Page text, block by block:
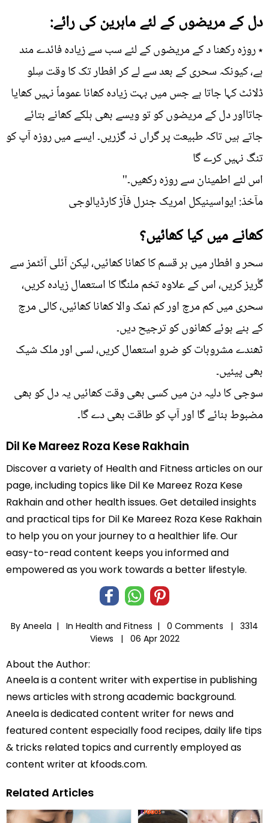
دل کے مریضوں کے لئے ماہرین کی رائے:
٭ روزہ رکھنا د کے مریضوں کے لئے سب سے زیادہ فائدے مند
ہے، کیونکہ سحری کے بعد سے لے کر افطار تک کا وقت سِلو
ڈلائٹ کہا جاتا ہے جس میں بہت زیادہ کھانا عموماً نہیں کھایا
جاتااور دل کے مریضوں کو تو ویسے بھی ہلکے کھانے بتائے
جاتے ہیں تاکہ طبیعت پر گراں نہ گزریں۔ ایسے میں روزہ آپ کو
تنگ نہیں کرے گا
اس لئے اطمینان سے روزہ رکھیں۔''
مآخذ: ایواسینیکل امریک جنرل فآڑ کارڈیالوجی
کھانے میں کیا کھائیں؟
سحر و افطار میں ہر قسم کا کھانا کھائیں، لیکن آئلی آئٹمز سے
گُریز کریں، اس کے علاوہ تخم ملنگا کا استعمال زیادہ کریں،
سحری میں کم مرچ اور کم نمک والا کھانا کھائیں، کالی مرچ
کے بنے ہوئے کھانوں کو ترجیح دیں۔
ٹھندے مشروبات کو ضرو استعمال کریں، لسی اور ملک شیک
بھی پیئیں۔
سوجی کا دلیہ دن میں کسی بھی وقت کھائیں یہ دل کو بھی
مضبوط بنائے گا اور آپ کو طاقت بھی دے گا۔
Dil Ke Mareez Roza Kese Rakhain
Discover a variety of Health and Fitness articles on our
page, including topics like Dil Ke Mareez Roza Kese
Rakhain and other health issues. Get detailed insights
and practical tips for Dil Ke Mareez Roza Kese Rakhain
to help you on your journey to a healthier life. Our
easy-to-read content keeps you informed and
empowered as you work towards a better lifestyle.
By Aneela | In Health and Fitness | 0 Comments |
3314
Views |
06 Apr 2022
About the Author:
Aneela is a content writer with expertise in publishing
news articles with strong academic background.
Aneela is dedicated content writer for news and
featured content especially food recipes, daily life tips
& tricks related topics and currently employed as
content writer at kfoods.com.
Related Articles